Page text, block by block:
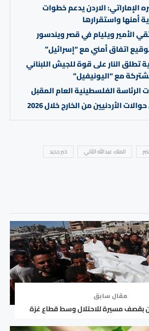
الإماراتي: الاردن يدعم خطوات
أمنها واستقرارها
الأمير ويليام في قصر ويندسور
اتفاق أمني مع “إسرائيل”
تطلق النار على قوة للجيش اللبناني
مع “اليونيفيل”
الرئاسة الفلسطينية العام المقبل
الأردنيين من الخارج خلال 2026
الملك عبدالله الثاني خبر جديد
مقال سابق
بقصف مسيرة للاحتلال وسط قطاع غزة